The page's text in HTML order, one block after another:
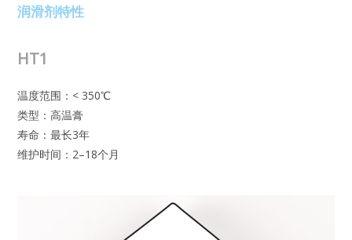
润滑剂特性
HT1
温度范围：< 350℃
类型：高温膏
寿命：最长3年
维护时间：2–18个月